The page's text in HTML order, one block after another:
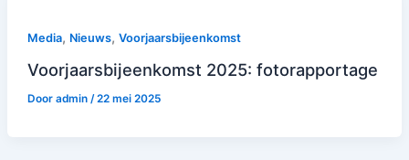
Media, Nieuws, Voorjaarsbijeenkomst
Voorjaarsbijeenkomst 2025: fotorapportage
Door admin /22 mei 2025